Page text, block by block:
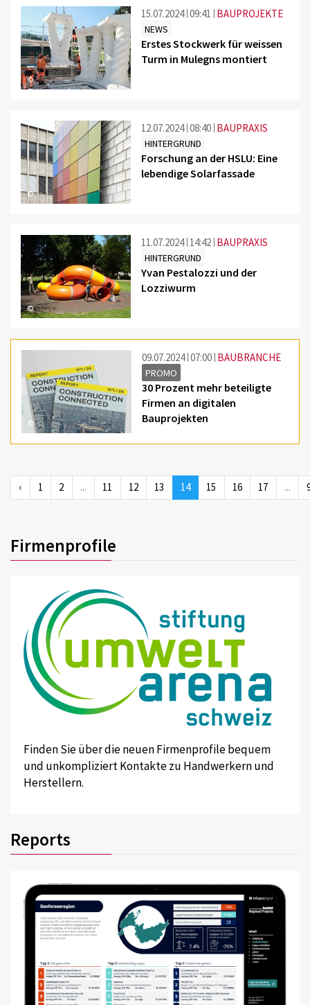
©
15.07.2024 09:41 BAUPROJEKTE
NEWS
Erstes Stockwerk für weissen
Turm in Mulegns montiert
©
12.07.2024 08:40 BAUPRAXIS
HINTERGRUND
Forschung an der HSLU: Eine
lebendige Solarfassade
©
11.07.2024 14:42 BAUPRAXIS
HINTERGRUND
Yvan Pestalozzi und der
Lozziwurm
©
09.07.2024 07:00 BAUBRANCHE
PROMO
30 Prozent mehr beteiligte
Firmen an digitalen
Bauprojekten
‹ 1 2 ... 11 12 13 14 15 16 17 ...
Firmenprofile
Finden Sie über die neuen Firmenprofile bequem
und unkompliziert Kontakte zu Handwerkern und
Herstellern.
Reports